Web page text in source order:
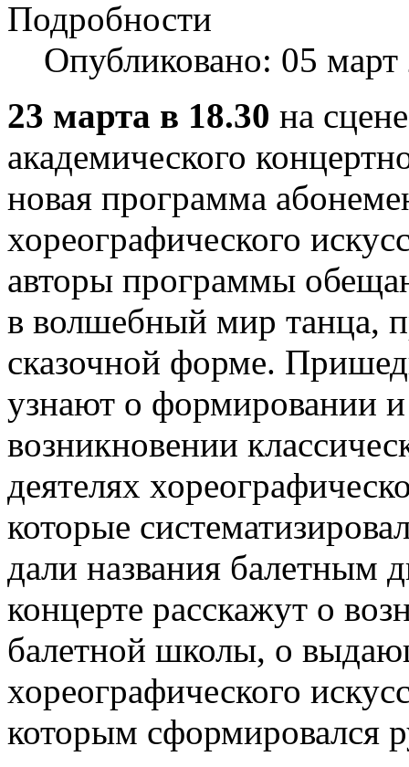
Подробности
Опубликовано: 05 март
23 марта в 18.30 на
академического
новая программа
хореографического
авторы программы
в волшебный мир танца,
сказочной форме.
узнают о формировании и
возникновении
деятелях
которые
дали названия балетным
концерте расскажут о
балетной школы, о
хореографического
которым сформировался